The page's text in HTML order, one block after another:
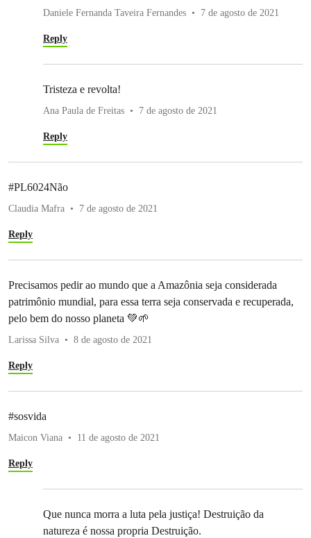
Daniele Fernanda Taveira Fernandes 7 de agosto de 2021
Reply
Tristeza e revolta!
Ana Paula de Freitas 7 de agosto de 2021
Reply
#PL6024Não
Claudia Mafra 7 de agosto de 2021
Reply
Precisamos pedir ao mundo que a Amazônia seja considerada
patrimônio mundial, para essa terra seja conservada e recuperada,
pelo bem do nosso planeta 💚🌱
Larissa Silva 8 de agosto de 2021
Reply
#sosvida
Maicon Viana 11 de agosto de 2021
Reply
Que nunca morra a luta pela justiça! Destruição da
natureza é nossa propria Destruição.